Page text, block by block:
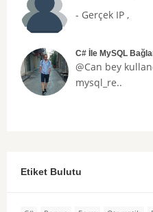
- Gerçek IP ,
C# İle MySQL
@Can bey
mysql_re..
Etiket Bulutu